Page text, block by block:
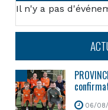
Il n'y a pas
06/